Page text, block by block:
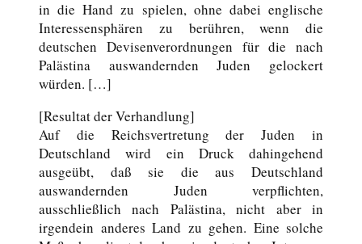
in die Hand zu spielen, ohne dabei englische
Interessensphären zu berühren, wenn die
deutschen Devisenverordnungen für die nach
Palästina auswandernden Juden gelockert
würden. […]
[Resultat der Verhandlung]
Auf die Reichsvertretung der Juden in
Deutschland wird ein Druck dahingehend
ausgeübt, daß sie die aus Deutschland
auswandernden Juden verpflichten,
ausschließlich nach Palästina, nicht aber in
irgendein anderes Land zu gehen. Eine solche